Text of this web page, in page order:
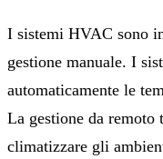
I sistemi HVAC sono
gestione manuale. I
automaticamente le
La gestione da
climatizzare gli